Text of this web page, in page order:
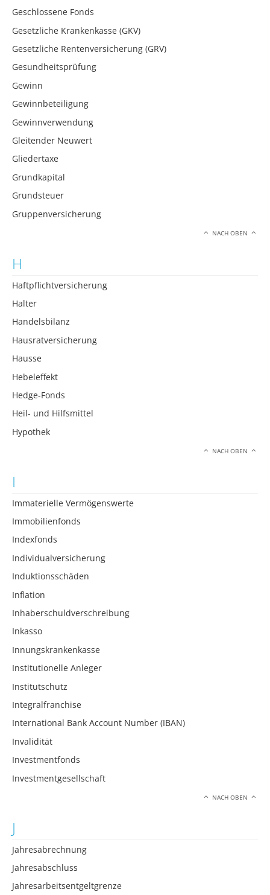
Geschlossene Fonds
Gesetzliche Krankenkasse (GKV)
Gesetzliche Rentenversicherung (GRV)
Gesundheitsprüfung
Gewinn
Gewinnbeteiligung
Gewinnverwendung
Gleitender Neuwert
Gliedertaxe
Grundkapital
Grundsteuer
Gruppenversicherung
NACH OBEN
H
Haftpflichtversicherung
Halter
Handelsbilanz
Hausratversicherung
Hausse
Hebeleffekt
Hedge-Fonds
Heil- und Hilfsmittel
Hypothek
NACH OBEN
I
Immaterielle Vermögenswerte
Immobilienfonds
Indexfonds
Individualversicherung
Induktionsschäden
Inflation
Inhaberschuldverschreibung
Inkasso
Innungskrankenkasse
Institutionelle Anleger
Institutschutz
Integralfranchise
International Bank Account Number (IBAN)
Invalidität
Investmentfonds
Investmentgesellschaft
NACH OBEN
J
Jahresabrechnung
Jahresabschluss
Jahresarbeitsentgeltgrenze